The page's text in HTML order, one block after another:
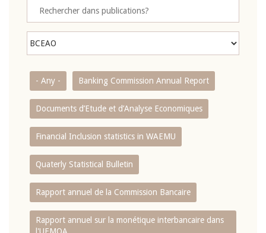
- Any - Banking Commission Annual Report
Documents d’Etude et d’Analyse Economiques
Financial Inclusion statistics in WAEMU
Quaterly Statistical Bulletin
Rapport annuel de la Commission Bancaire
Rapport annuel sur la monétique interbancaire dans